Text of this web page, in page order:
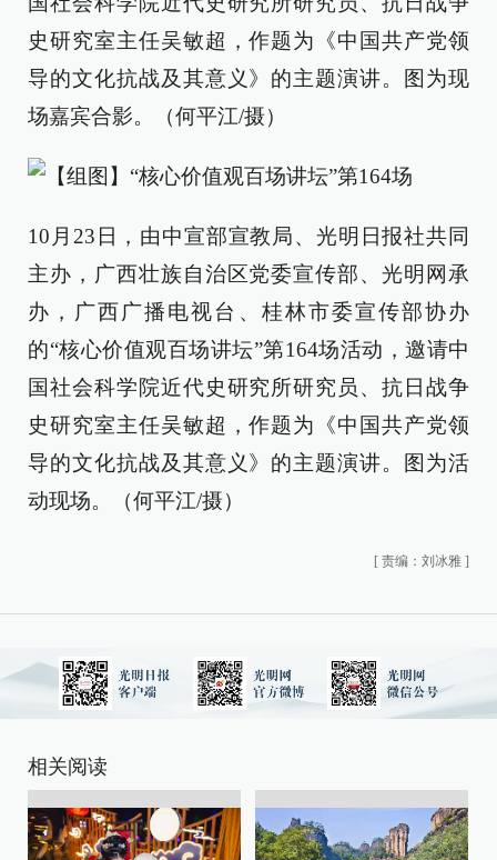
史研究室主任吴敏超，作题为《中国共产党领
导的文化抗战及其意义》的主题演讲。图为现
场嘉宾合影。（何平江/摄）
10月23日，由中宣部宣教局、光明日报社共同
主办，广西壮族自治区党委宣传部、光明网承
办，广西广播电视台、桂林市委宣传部协办
的“核心价值观百场讲坛”第164场活动，邀请中
国社会科学院近代史研究所研究员、抗日战争
史研究室主任吴敏超，作题为《中国共产党领
导的文化抗战及其意义》的主题演讲。图为活
动现场。（何平江/摄）
[ 责编：刘冰雅 ]
相关阅读